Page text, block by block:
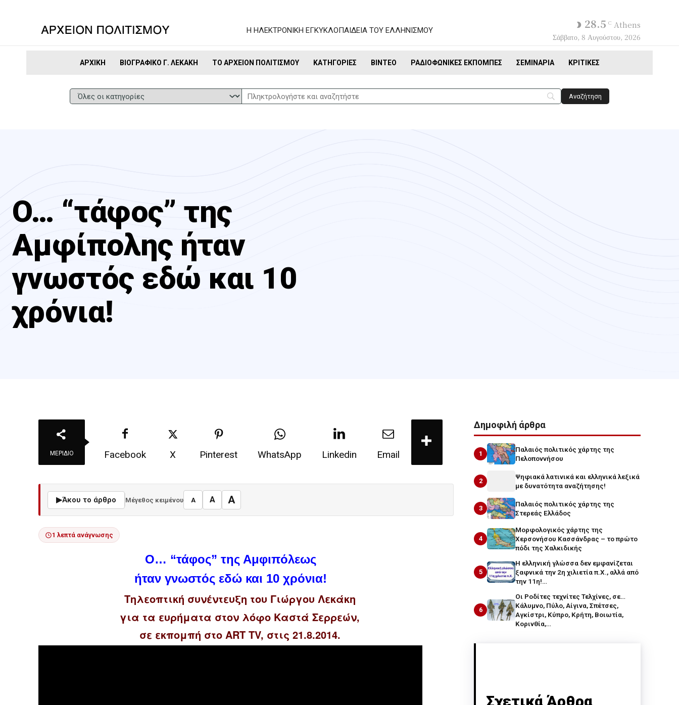
Η ΗΛΕΚΤΡΟΝΙΚΗ ΕΓΚΥΚΛΟΠΑΙΔΕΙΑ ΤΟΥ ΕΛΛΗΝΙΣΜΟΥ 28.5 C Athens
Σάββατο, 8 Αυγούστου, 2026
ΑΡΧΙΚΉ ΒΙΟΓΡΑΦΙΚΌ Γ. ΛΕΚΆΚΗ ΤΟ ΑΡΧΕΊΟΝ ΠΟΛΙΤΙΣΜΟΎ ΚΑΤΗΓΟΡΊΕΣ ΒΊΝΤΕΟ ΡΑΔΙΟΦΩΝΙΚΈΣ ΕΚΠΟΜΠΈΣ ΣΕΜΙΝΆΡΙΑ ΚΡΙΤΙΚΈΣ
O… “τάφος” της
Αμφίπολης ήταν
γνωστός εδώ και 10
χρόνια!
ΜΕΡΊΔΙΟ Facebook X Pinterest WhatsApp Linkedin Email
▶Άκου το άρθρο Μέγεθος κειμένου A A A
1 λεπτά ανάγνωσης
O… “τάφος” της Αμφιπόλεως
ήταν γνωστός εδώ και 10 χρόνια!
Τηλεοπτική συνέντευξη του Γιώργου Λεκάκη
για τα ευρήματα στον λόφο Καστά Σερρεών,
σε εκπομπή στο ART TV, στις 21.8.2014.
Δημοφιλή άρθρα
1
Παλαιός πολιτικός χάρτης της
Πελοποννήσου
2
Ψηφιακά λατινικά και ελληνικά λεξικά
με δυνατότητα αναζήτησης!
3
Παλαιός πολιτικός χάρτης της
Στερεάς Ελλάδος
4
Μορφολογικός χάρτης της
Χερσονήσου Κασσάνδρας – το πρώτο
πόδι της Χαλκιδικής
5
Η ελληνική γλώσσα δεν εμφανίζεται
ξαφνικά την 2η χιλιετία π.Χ., αλλά από
την 11η!…
6
Οι Ροδίτες τεχνίτες Τελχίνες, σε…
Κάλυμνο, Πύλο, Αίγινα, Σπέτσες,
Αγκίστρι, Κύπρο, Κρήτη, Βοιωτία,
Κορινθία,…
Σχετικά Άρθρα